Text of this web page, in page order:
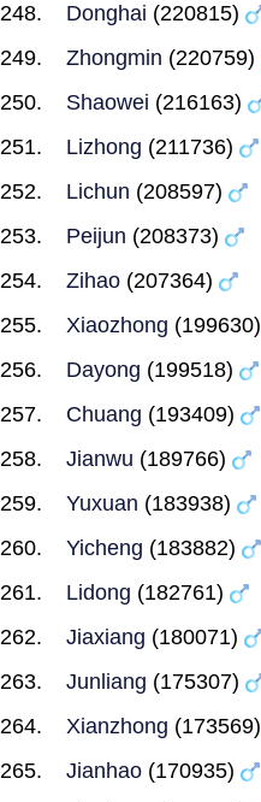
Donghai (220815)
Zhongmin (220759)
Shaowei (216163)
Lizhong (211736)
Lichun (208597)
Peijun (208373)
Zihao (207364)
Xiaozhong (199630)
Dayong (199518)
Chuang (193409)
Jianwu (189766)
Yuxuan (183938)
Yicheng (183882)
Lidong (182761)
Jiaxiang (180071)
Junliang (175307)
Xianzhong (173569)
Jianhao (170935)